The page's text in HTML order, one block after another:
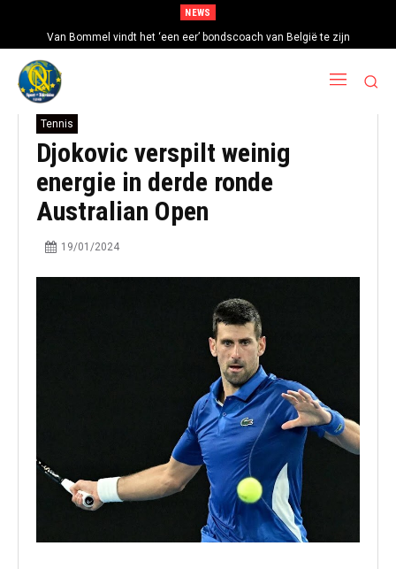
NEWS
Van Bommel vindt het ‘een eer’ bondscoach van België te zijn
Mexico en Argentinië steunen Infantino ondanks toenemende kritiek op
FIFA-baas
Tennis
Djokovic verspilt weinig
energie in derde ronde
Australian Open
19/01/2024